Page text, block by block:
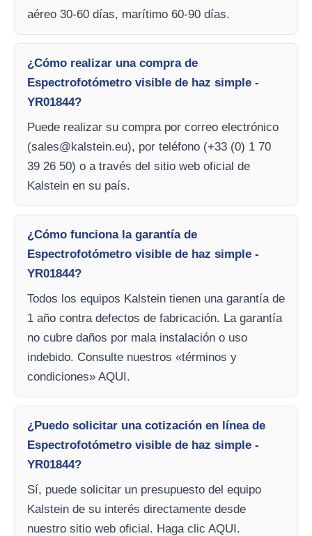
aéreo 30-60 días, marítimo 60-90 días.
¿Cómo realizar una compra de
Espectrofotómetro visible de haz simple -
YR01844?
Puede realizar su compra por correo electrónico
(sales@kalstein.eu), por teléfono (+33 (0) 1 70
39 26 50) o a través del sitio web oficial de
Kalstein en su país.
¿Cómo funciona la garantía de
Espectrofotómetro visible de haz simple -
YR01844?
Todos los equipos Kalstein tienen una garantía de
1 año contra defectos de fabricación. La garantía
no cubre daños por mala instalación o uso
indebido. Consulte nuestros «términos y
condiciones» AQUI.
¿Puedo solicitar una cotización en línea de
Espectrofotómetro visible de haz simple -
YR01844?
Sí, puede solicitar un presupuesto del equipo
Kalstein de su interés directamente desde
nuestro sitio web oficial. Haga clic AQUI.